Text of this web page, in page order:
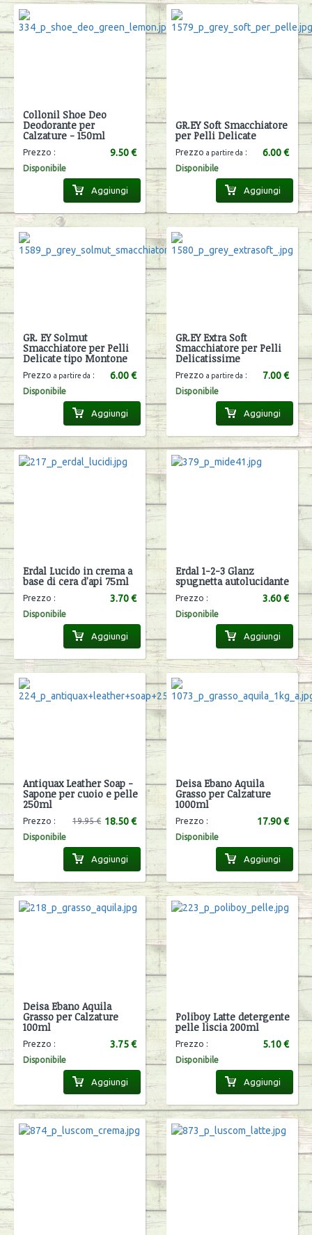
Collonil Shoe Deo
Deodorante per
Calzature - 150ml
Prezzo : 9.50 €
Disponibile
Aggiungi
GR.EY Soft Smacchiatore
per Pelli Delicate
Prezzo a partire da : 6.00 €
Disponibile
Aggiungi
GR. EY Solmut
Smacchiatore per Pelli
Delicate tipo Montone
Prezzo a partire da : 6.00 €
Disponibile
Aggiungi
GR.EY Extra Soft
Smacchiatore per Pelli
Delicatissime
Prezzo a partire da : 7.00 €
Disponibile
Aggiungi
Erdal Lucido in crema a
base di cera d'api 75ml
Prezzo : 3.70 €
Disponibile
Aggiungi
Erdal 1-2-3 Glanz
spugnetta autolucidante
Prezzo : 3.60 €
Disponibile
Aggiungi
Antiquax Leather Soap -
Sapone per cuoio e pelle
250ml
Prezzo : 18.50 €
19.95 €
Disponibile
Aggiungi
Deisa Ebano Aquila
Grasso per Calzature
1000ml
Prezzo : 17.90 €
Disponibile
Aggiungi
Deisa Ebano Aquila
Grasso per Calzature
100ml
Prezzo : 3.75 €
Disponibile
Aggiungi
Poliboy Latte detergente
pelle liscia 200ml
Prezzo : 5.10 €
Disponibile
Aggiungi